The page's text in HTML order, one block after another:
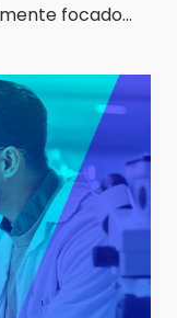
focado
e a Pegada